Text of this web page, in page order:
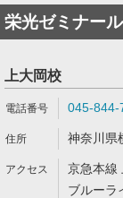
栄光ゼミナール
上大岡校
045-844-
神奈川県
京急本線
ブルーラ